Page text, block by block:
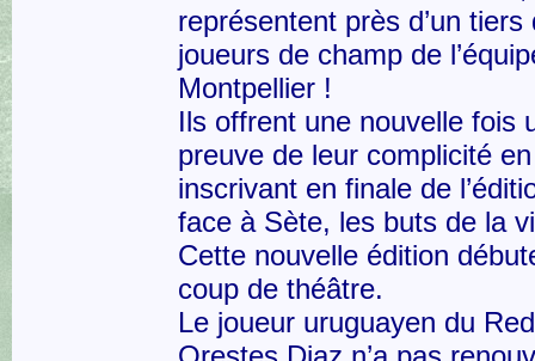
représentent près d’un tiers
joueurs de champ de
Montpellier !
Ils offrent une nouvelle fois
preuve de leur complicité en
inscrivant en finale de
face à Sète, les buts de la
Cette nouvelle édition
coup de théâtre.
Le joueur uruguayen du